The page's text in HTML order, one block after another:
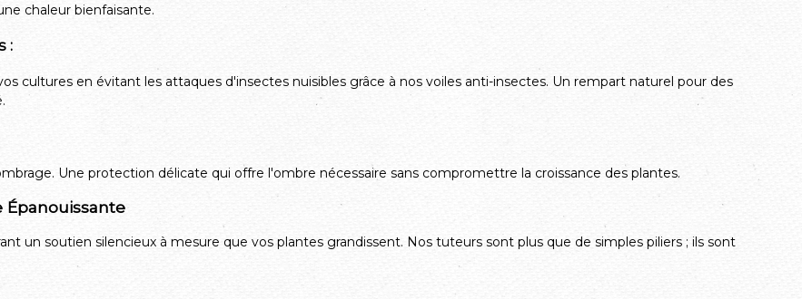
chaleur bienfaisante.
:
cultures en évitant les attaques d'insectes nuisibles grâce à nos voiles anti-insectes. Un rempart naturel pour des
Une protection délicate qui offre l'ombre nécessaire sans compromettre la croissance des plantes.
Épanouissante
un soutien silencieux à mesure que vos plantes grandissent. Nos tuteurs sont plus que de simples piliers ; ils sont